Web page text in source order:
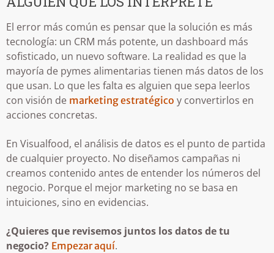
El error más común es pensar que la solución es más
tecnología: un CRM más potente, un dashboard más
sofisticado, un nuevo software. La realidad es que la
mayoría de pymes alimentarias tienen más datos de los
que usan. Lo que les falta es alguien que sepa leerlos
con visión de marketing estratégico y convertirlos en
acciones concretas.
En Visualfood, el análisis de datos es el punto de partida
de cualquier proyecto. No diseñamos campañas ni
creamos contenido antes de entender los números del
negocio. Porque el mejor marketing no se basa en
intuiciones, sino en evidencias.
¿Quieres que revisemos juntos los datos de tu
negocio? Empezar aquí.